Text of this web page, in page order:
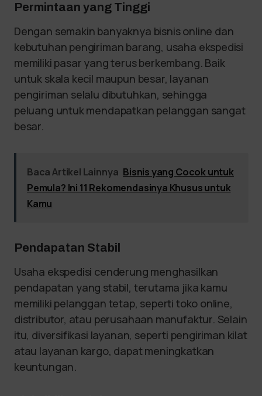
Permintaan yang Tinggi
Dengan semakin banyaknya bisnis online dan
kebutuhan pengiriman barang, usaha ekspedisi
memiliki pasar yang terus berkembang. Baik
untuk skala kecil maupun besar, layanan
pengiriman selalu dibutuhkan, sehingga
peluang untuk mendapatkan pelanggan sangat
besar.
Baca Artikel Lainnya Bisnis yang Cocok untuk
Pemula? Ini 11 Rekomendasinya Khusus untuk
Kamu
Pendapatan Stabil
Usaha ekspedisi cenderung menghasilkan
pendapatan yang stabil, terutama jika kamu
memiliki pelanggan tetap, seperti toko online,
distributor, atau perusahaan manufaktur. Selain
itu, diversifikasi layanan, seperti pengiriman kilat
atau layanan kargo, dapat meningkatkan
keuntungan.